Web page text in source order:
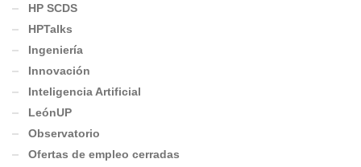
HP SCDS
HPTalks
Ingeniería
Innovación
Inteligencia Artificial
LeónUP
Observatorio
Ofertas de empleo cerradas